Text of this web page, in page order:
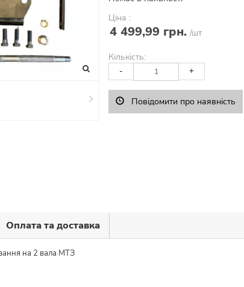
Ціна :
4 499,99 грн. /шт
Кількість:
- +
Повідомити про наявність
Оплата та доставка
на 2 вала МТЗ